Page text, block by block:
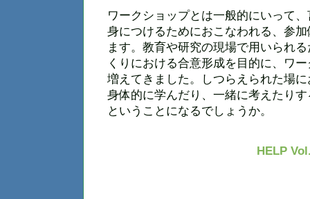
ワークショップとは一般的にいって
身につけるためにおこなわれる、参
ます。教育や研究の現場で用いられ
くりにおける合意形成を目的に、ワ
増えてきました。しつらえられた場
身体的に学んだり、一緒に考えたり
ということになるでしょうか。
HELP